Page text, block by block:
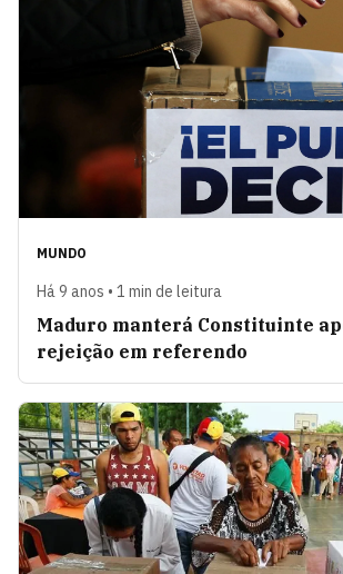
MUNDO
Há 9 anos • 1 min de leitura
Maduro manterá Constituinte
rejeição em referendo